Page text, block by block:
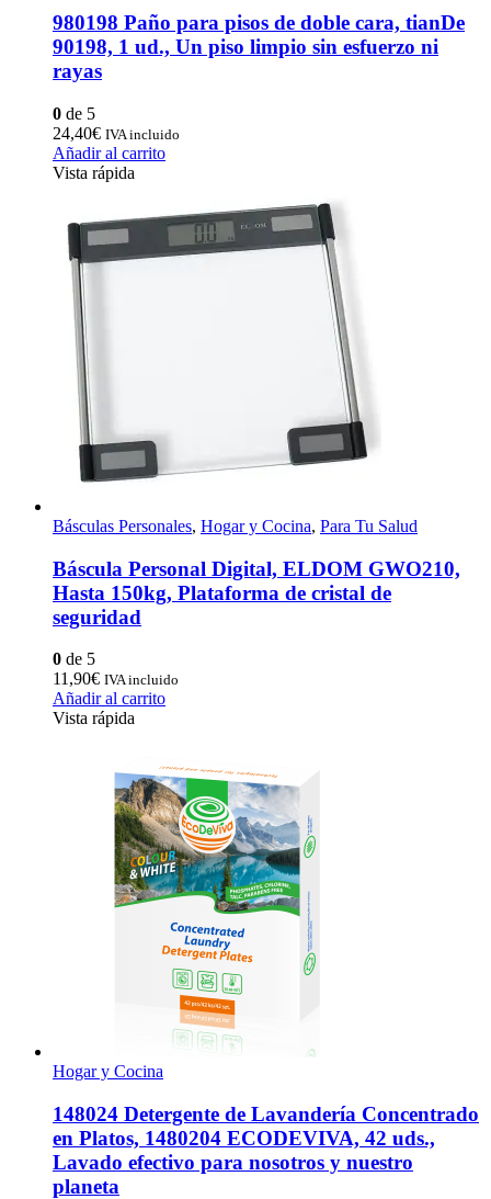
980198 Paño para pisos de doble cara, tianDe
90198, 1 ud., Un piso limpio sin esfuerzo ni
rayas
0 de 5
24,40€ IVA incluido
Añadir al carrito
Vista rápida
Básculas Personales, Hogar y Cocina, Para Tu Salud
Báscula Personal Digital, ELDOM GWO210,
Hasta 150kg, Plataforma de cristal de
seguridad
0 de 5
11,90€ IVA incluido
Añadir al carrito
Vista rápida
Hogar y Cocina
148024 Detergente de Lavandería Concentrado
en Platos, 1480204 ECODEVIVA, 42 uds.,
Lavado efectivo para nosotros y nuestro
planeta